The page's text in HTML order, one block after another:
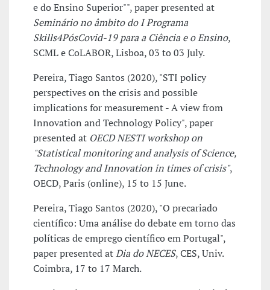
e do Ensino Superior"", paper presented at
Seminário no âmbito do I Programa
Skills4PósCovid-19 para a Ciência e o Ensino,
SCML e CoLABOR, Lisboa, 03 to 03 July.
Pereira, Tiago Santos (2020), "STI policy
perspectives on the crisis and possible
implications for measurement - A view from
Innovation and Technology Policy", paper
presented at OECD NESTI workshop on
"Statistical monitoring and analysis of Science,
Technology and Innovation in times of crisis",
OECD, Paris (online), 15 to 15 June.
Pereira, Tiago Santos (2020), "O precariado
científico: Uma análise do debate em torno das
políticas de emprego científico em Portugal",
paper presented atDia do NECES, CES, Univ.
Coimbra, 17 to 17 March.